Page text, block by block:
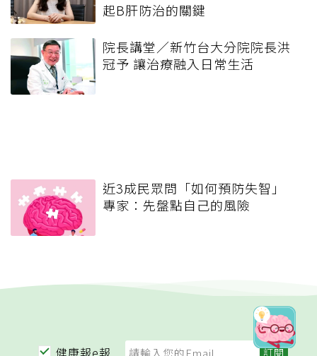
起B肝防治的關鍵
院長講堂／新竹台大分院院長洪
冠予 讓治療融入日常生活
近3成民眾問「如何預防失智」
專家：先盤點自己的風險